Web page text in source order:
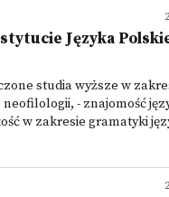
Języka
studia wyższe w
- znajomość
w zakresie gramatyki